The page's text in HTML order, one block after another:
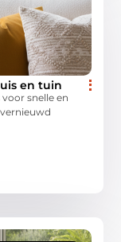
en tuin
snelle en